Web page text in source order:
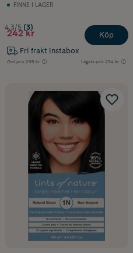
FINNS I LAGER
4.3/5 (3)
242 kr
Fri frakt Instabox
Ord.pris 299 kr Lägsta pris 254 kr
Köp